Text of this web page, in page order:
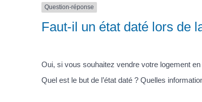
Question-réponse
Faut-il un état daté lors de
Oui, si vous souhaitez vendre votre logement
Quel est le but de l’état daté ? Quelles